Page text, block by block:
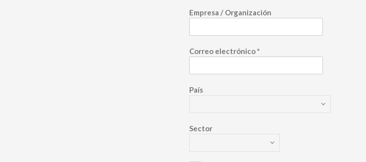
Empresa / Organización
Correo electrónico*
País
Sector